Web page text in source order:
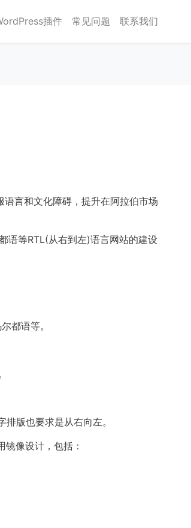
插件 常见问题 联系我们
言和文化障碍，提升在阿拉伯市场
语等RTL(从右到左)语言网站的建设
都语等。
版也要求是从右向左。
像设计，包括：